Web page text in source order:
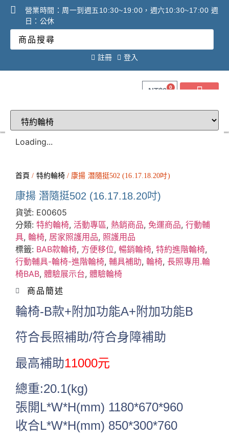
營業時間：周一到週五10:30~19:00，週六10:30~17:00 週
日：公休
註冊 登入
NT$0 0
Loading...
首頁 / 特約輪椅/ 康揚 潛隨挺502 (16.17.18.20吋)
康揚 潛隨挺502 (16.17.18.20吋)
貨號: E00605
分類: 特約輪椅, 活動專區, 熱銷商品, 免運商品, 行動輔
具, 輪椅, 居家照護用品, 照護用品
標籤: BAB款輪椅, 方便移位, 暢銷輪椅, 特約進階輪椅,
行動輔具-輪椅-進階輪椅, 輔具補助, 輪椅, 長照專用.輪
椅BAB, 體驗展示台, 體驗輪椅
商品簡述
輪椅-B款+附加功能A+附加功能B
符合長照補助/符合身障補助
最高補助11000元
總重:20.1(kg)
張開L*W*H(mm) 1180*670*960
收合L*W*H(mm) 850*300*760